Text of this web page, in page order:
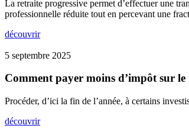
La retraite progressive permet d’effectuer une
professionnelle réduite tout en percevant une
découvrir
5 septembre 2025
Comment payer moins d’impôt sur le
Procéder, d’ici la fin de l’année, à certains
découvrir